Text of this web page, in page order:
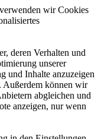
wir Cookies
deren Verhalten und
unserer
und Inhalte anzuzeigen
Außerdem können wir
abgleichen und
anzeigen, nur wenn